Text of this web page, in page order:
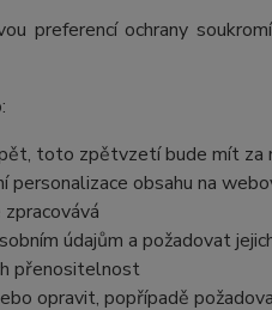
preferencí ochrany
toto zpětvzetí bude mít za
obsahu na
údajům a požadovat
přenositelnost
opravit, popřípadě